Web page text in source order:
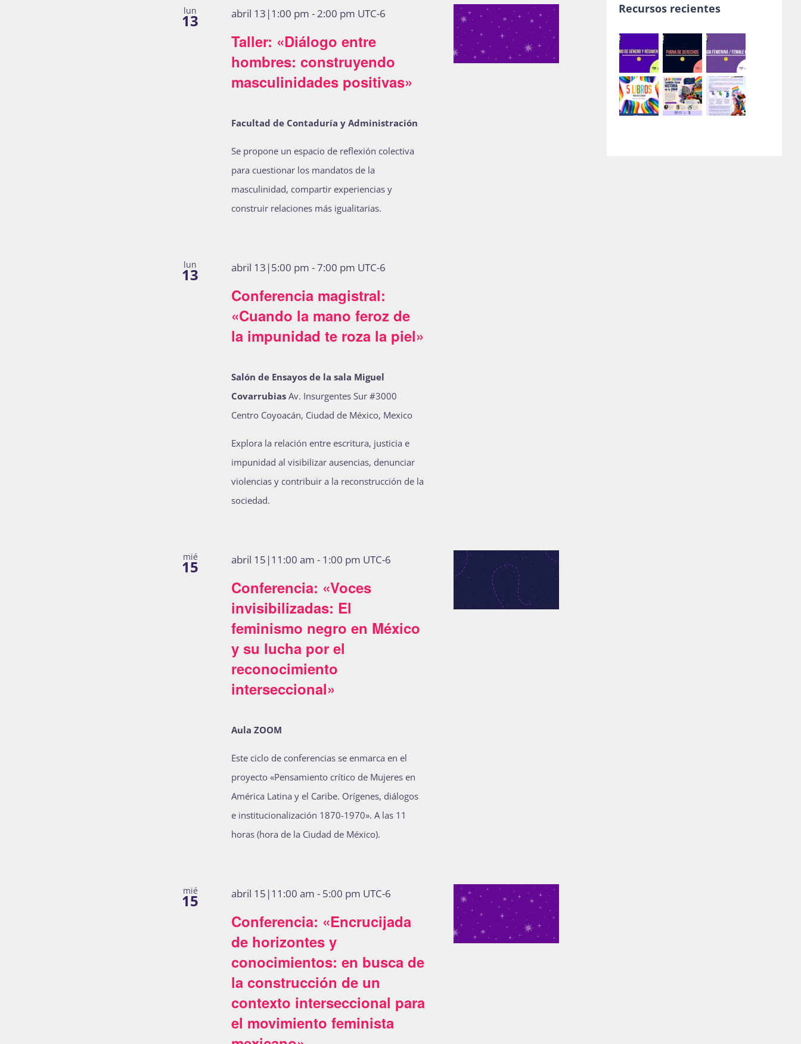
lun
13
Taller: «Diálogo entre
hombres: construyendo
masculinidades positivas»
abril 13|1:00 pm -2:00 pm UTC-6
Facultad de Contaduría y Administración
Se propone un espacio de reflexión colectiva
para cuestionar los mandatos de la
masculinidad, compartir experiencias y
construir relaciones más igualitarias.
lun
13
Conferencia magistral:
«Cuando la mano feroz de
la impunidad te roza la piel»
abril 13|5:00 pm -7:00 pm UTC-6
Salón de Ensayos de la sala Miguel
Covarrubias Av. Insurgentes Sur #3000
Centro Coyoacán, Ciudad de México, Mexico
Explora la relación entre escritura, justicia e
impunidad al visibilizar ausencias, denunciar
violencias y contribuir a la reconstrucción de la
sociedad.
mié
15
Conferencia: «Voces
invisibilizadas: El
feminismo negro en México
y su lucha por el
reconocimiento
interseccional»
abril 15|11:00 am - 1:00 pm UTC-6
Aula ZOOM
Este ciclo de conferencias se enmarca en el
proyecto «Pensamiento crítico de Mujeres en
América Latina y el Caribe. Orígenes, diálogos
e institucionalización 1870-1970». A las 11
horas (hora de la Ciudad de México).
mié
15
Conferencia: «Encrucijada
de horizontes y
conocimientos: en busca de
la construcción de un
contexto interseccional para
el movimiento feminista
abril 15|11:00 am - 5:00 pm UTC-6
Recursos recientes